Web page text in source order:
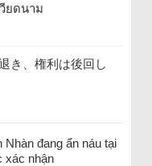
ยดนาม
き、権利は後回し
Nhàn đang ẩn náu tại
nhận